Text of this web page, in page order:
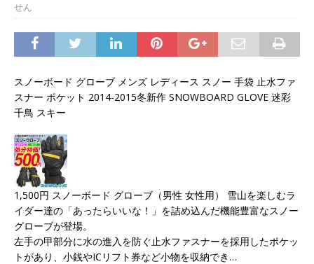
せん
スノーボード グローブ メンズ レディース スノー 手袋 止水ファ
スナー ポケット 2014-2015冬新作 SNOWBOARD GLOVE 迷彩
千鳥 スキー
1,500円 スノーボード グローブ（男性 女性用） 雪山を楽しむラ
イダー達の「あったらいいな！」を詰め込んだ機能豊富なスノー
グローブが登場。
左手の甲部分に水の進入を防ぐ止水ファスナーを採用したポケッ
トがあり、小銭やICリフト券など小物を収納でき…